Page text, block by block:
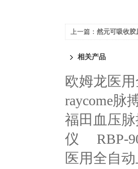
上一篇： 然元可吸收胶
相关产品
欧姆龙医
raycome脉
福田血压
仪
RBP-
医用全自